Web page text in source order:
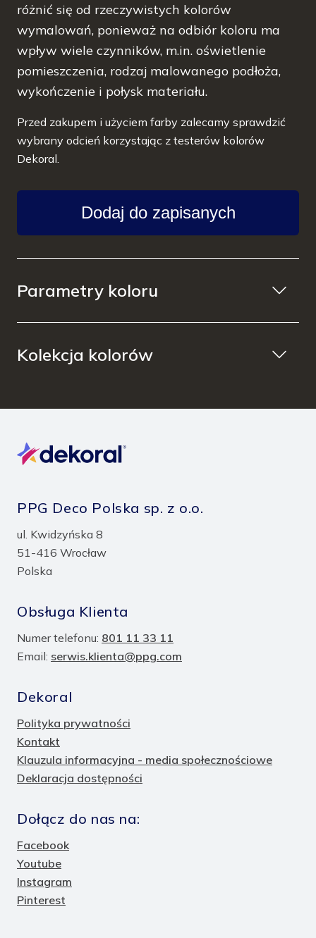
różnić się od rzeczywistych kolorów
wymalowań, ponieważ na odbiór koloru ma
wpływ wiele czynników, m.in. oświetlenie
pomieszczenia, rodzaj malowanego podłoża,
wykończenie i połysk materiału.
Przed zakupem i użyciem farby zalecamy sprawdzić
wybrany odcień korzystając z testerów kolorów
Dekoral.
Dodaj do zapisanych
Parametry koloru
Kolekcja kolorów
PPG Deco Polska sp. z o.o.
ul. Kwidzyńska 8
51-416 Wrocław
Polska
Obsługa Klienta
Numer telefonu: 801 11 33 11
Email: serwis.klienta@ppg.com
Dekoral
Polityka prywatności
Kontakt
Klauzula informacyjna - media społecznościowe
Deklaracja dostępności
Dołącz do nas na:
Facebook
Youtube
Instagram
Pinterest